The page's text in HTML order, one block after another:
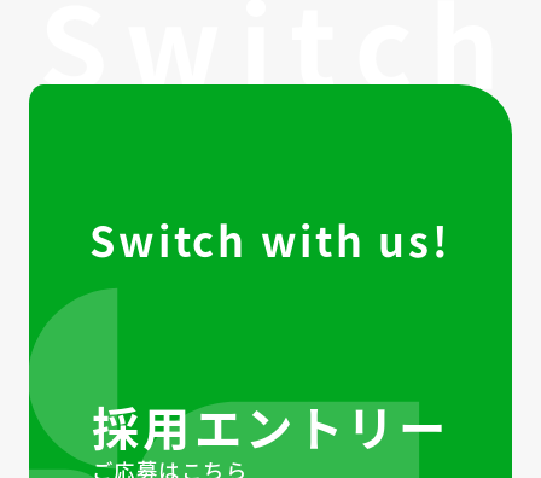
Switch with us!
採用エントリー
ご応募はこちら